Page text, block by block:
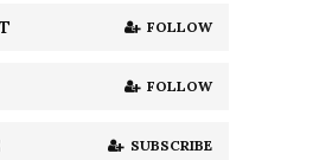
FOLLOW
FOLLOW
SUBSCRIBE